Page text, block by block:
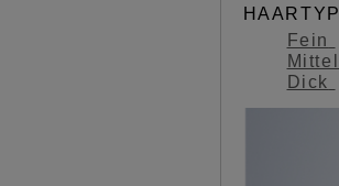
HAARTYP
Fein
Mittel
Dick